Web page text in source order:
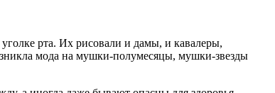
рта. Их рисовали и дамы, и кавалеры,
мода на мушки-полумесяцы, мушки-звезды